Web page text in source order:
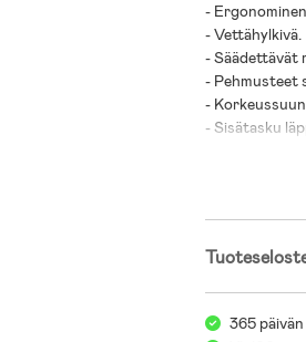
-
- Vettähylkivä.
- Säädettävät
- Pehmusteet
-
- Sisätasku
-
- Valmistettu
- Hyvä
- Vuosina
norjalaisessa
- 100 %
365